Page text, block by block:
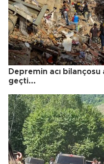
Depremin acı bilançosu
geçti...